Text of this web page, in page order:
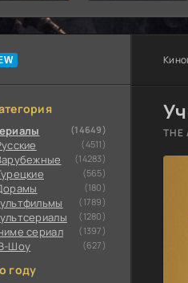
(14649)
(4511)
(14283)
(565)
(180)
(1789)
(1280)
сериал (1397)
Шоу (627)
году
THE